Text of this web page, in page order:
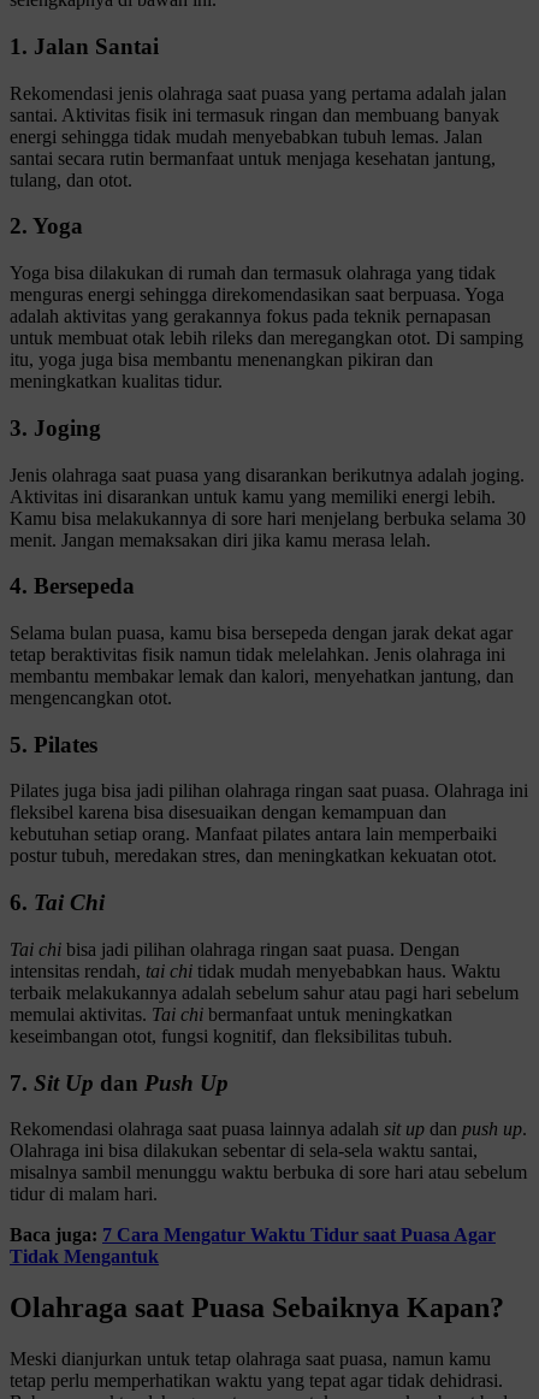
1. Jalan Santai
Rekomendasi jenis olahraga saat puasa yang pertama adalah jalan
santai. Aktivitas fisik ini termasuk ringan dan membuang banyak
energi sehingga tidak mudah menyebabkan tubuh lemas. Jalan
santai secara rutin bermanfaat untuk menjaga kesehatan jantung,
tulang, dan otot.
2. Yoga
Yoga bisa dilakukan di rumah dan termasuk olahraga yang tidak
menguras energi sehingga direkomendasikan saat berpuasa. Yoga
adalah aktivitas yang gerakannya fokus pada teknik pernapasan
untuk membuat otak lebih rileks dan meregangkan otot. Di samping
itu, yoga juga bisa membantu menenangkan pikiran dan
meningkatkan kualitas tidur.
3. Joging
Jenis olahraga saat puasa yang disarankan berikutnya adalah joging.
Aktivitas ini disarankan untuk kamu yang memiliki energi lebih.
Kamu bisa melakukannya di sore hari menjelang berbuka selama 30
menit. Jangan memaksakan diri jika kamu merasa lelah.
4. Bersepeda
Selama bulan puasa, kamu bisa bersepeda dengan jarak dekat agar
tetap beraktivitas fisik namun tidak melelahkan. Jenis olahraga ini
membantu membakar lemak dan kalori, menyehatkan jantung, dan
mengencangkan otot.
5. Pilates
Pilates juga bisa jadi pilihan olahraga ringan saat puasa. Olahraga ini
fleksibel karena bisa disesuaikan dengan kemampuan dan
kebutuhan setiap orang. Manfaat pilates antara lain memperbaiki
postur tubuh, meredakan stres, dan meningkatkan kekuatan otot.
6. Tai Chi
Tai chi bisa jadi pilihan olahraga ringan saat puasa. Dengan
intensitas rendah, tai chi tidak mudah menyebabkan haus. Waktu
terbaik melakukannya adalah sebelum sahur atau pagi hari sebelum
memulai aktivitas. Tai chi bermanfaat untuk meningkatkan
keseimbangan otot, fungsi kognitif, dan fleksibilitas tubuh.
7. Sit Up dan Push Up
Rekomendasi olahraga saat puasa lainnya adalah sit up dan push up.
Olahraga ini bisa dilakukan sebentar di sela-sela waktu santai,
misalnya sambil menunggu waktu berbuka di sore hari atau sebelum
tidur di malam hari.
Baca juga: 7 Cara Mengatur Waktu Tidur saat Puasa Agar
Tidak Mengantuk
Olahraga saat Puasa Sebaiknya Kapan?
Meski dianjurkan untuk tetap olahraga saat puasa, namun kamu
tetap perlu memperhatikan waktu yang tepat agar tidak dehidrasi.